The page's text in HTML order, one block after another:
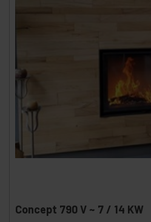
Concept 790 V ~ 7 / 14 KW